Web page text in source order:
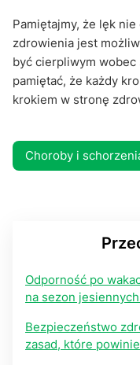
Pamiętajmy, że lęk
zdrowienia jest
być cierpliwym
pamiętać, że każdy
krokiem w stronę
Choroby i
Odporność po
na sezon
Bezpieczeństwo
zasad, które